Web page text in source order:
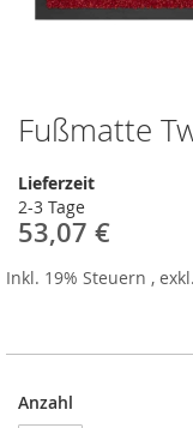
Fußmatte
Lieferzeit
2-3 Tage
53,07 €
Inkl. 19% Steuern , exkl.
Anzahl
Zum
Anfang
der
Bildergalerie
springen